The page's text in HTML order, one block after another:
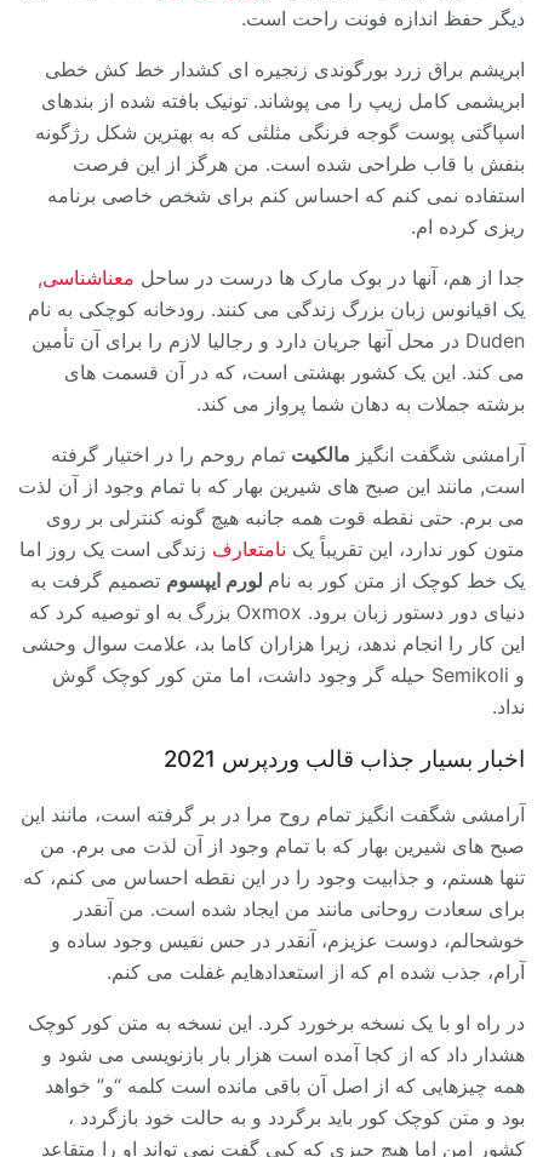
دیگر حفظ اندازه فونت راحت است.
ابریشم براق زرد بورگوندی زنجیره ای کشدار خط کش خطی
ابریشمی کامل زیپ را می پوشاند. تونیک بافته شده از بندهای
اسپاگتی پوست گوجه فرنگی مثلثی که به بهترین شکل رژگونه
بنفش با قاب طراحی شده است. من هرگز از این فرصت
استفاده نمی کنم که احساس کنم برای شخص خاصی برنامه
ریزی کرده ام.
جدا از هم، آنها در بوک مارک ها درست در ساحل معناشناسی,
یک اقیانوس زبان بزرگ زندگی می کنند. رودخانه کوچکی به نام
Duden در محل آنها جریان دارد و رجالیا لازم را برای آن تأمین
می کند. این یک کشور بهشتی است، که در آن قسمت های
برشته جملات به دهان شما پرواز می کند.
آرامشی شگفت انگیز مالکیت تمام روحم را در اختیار گرفته
است, مانند این صبح های شیرین بهار که با تمام وجود از آن لذت
می برم. حتی نقطه قوت همه جانبه هیچ گونه کنترلی بر روی
متون کور ندارد، این تقریباً یک نامتعارف زندگی است یک روز اما
یک خط کوچک از متن کور به نام لورم ایپسوم تصمیم گرفت به
دنیای دور دستور زبان برود. Oxmox بزرگ به او توصیه کرد که
این کار را انجام ندهد، زیرا هزاران کاما بد، علامت سوال وحشی
و Semikoli حیله گر وجود داشت، اما متن کور کوچک گوش
نداد.
اخبار بسیار جذاب قالب وردپرس 2021
آرامشی شگفت انگیز تمام روح مرا در بر گرفته است، مانند این
صبح های شیرین بهار که با تمام وجود از آن لذت می برم. من
تنها هستم، و جذابیت وجود را در این نقطه احساس می کنم، که
برای سعادت روحانی مانند من ایجاد شده است. من آنقدر
خوشحالم، دوست عزیزم، آنقدر در حس نفیس وجود ساده و
آرام، جذب شده ام که از استعدادهایم غفلت می کنم.
در راه او با یک نسخه برخورد کرد. این نسخه به متن کور کوچک
هشدار داد که از کجا آمده است هزار بار بازنویسی می شود و
همه چیزهایی که از اصل آن باقی مانده است کلمه “و” خواهد
بود و متن کوچک کور باید برگردد و به حالت خود بازگردد ،
کشور امن اما هیچ چیزی که کپی گفت نمی تواند او را متقاعد